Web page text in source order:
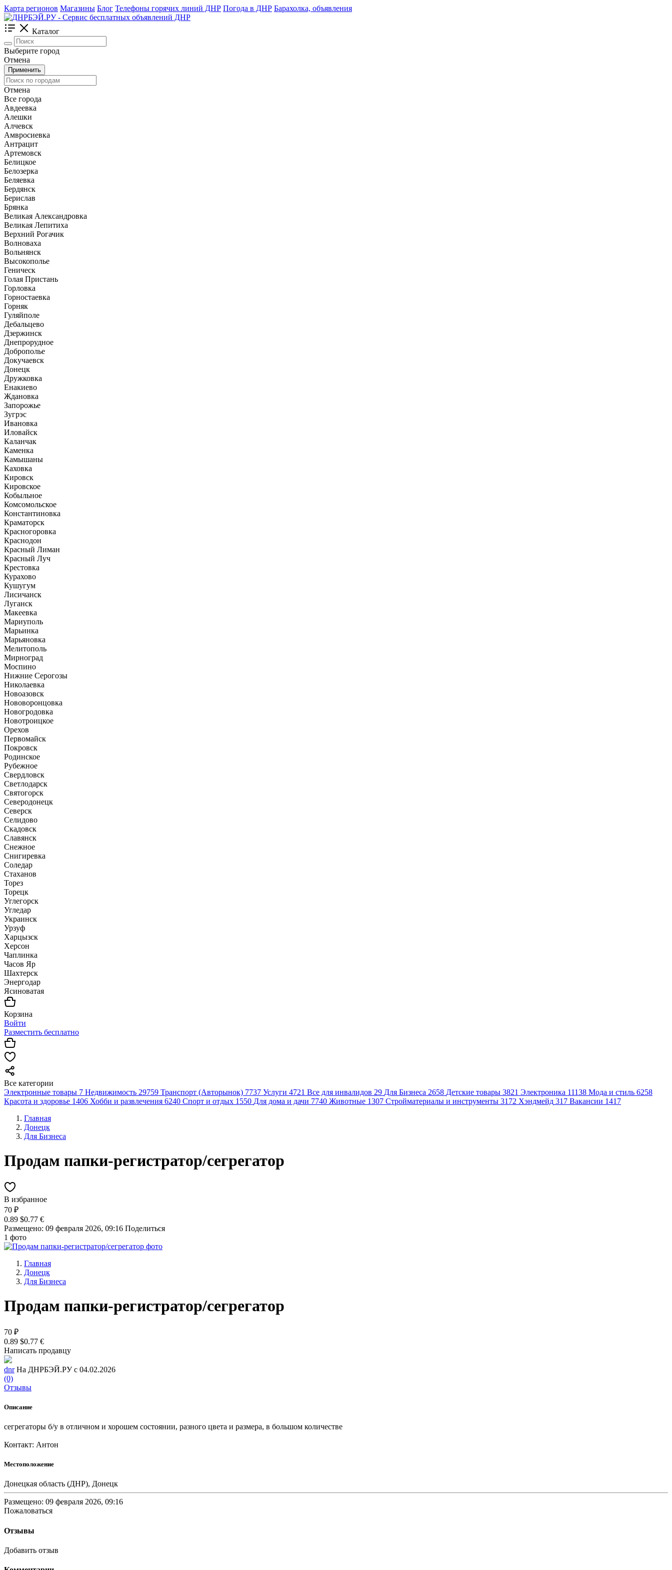
Карта регионов Магазины Блог Телефоны горячих линий ДНР Погода в ДНР Барахолка, объявления
Каталог
Выберите город
Отмена
Применить
Отмена
Все города
Авдеевка
Алешки
Алчевск
Амвросиевка
Антрацит
Артемовск
Белицкое
Белозерка
Беляевка
Бердянск
Берислав
Брянка
Великая Александровка
Великая Лепитиха
Верхний Рогачик
Волноваха
Вольнянск
Высокополье
Геническ
Голая Пристань
Горловка
Горностаевка
Горняк
Гуляйполе
Дебальцево
Дзержинск
Днепрорудное
Доброполье
Докучаевск
Донецк
Дружковка
Енакиево
Ждановка
Запорожье
Зугрэс
Ивановка
Иловайск
Каланчак
Каменка
Камышаны
Каховка
Кировск
Кировское
Кобыльное
Комсомольское
Константиновка
Краматорск
Красногоровка
Краснодон
Красный Лиман
Красный Луч
Крестовка
Курахово
Кушугум
Лисичанск
Луганск
Макеевка
Мариуполь
Марьинка
Марьяновка
Мелитополь
Мирноград
Моспино
Нижние Серогозы
Николаевка
Новоазовск
Нововоронцовка
Новогродовка
Новотроицкое
Орехов
Первомайск
Покровск
Родинское
Рубежное
Свердловск
Светлодарск
Святогорск
Северодонецк
Северск
Селидово
Скадовск
Славянск
Снежное
Снигиревка
Соледар
Стаханов
Торез
Торецк
Углегорск
Угледар
Украинск
Урзуф
Харцызск
Херсон
Чаплинка
Часов Яр
Шахтерск
Энергодар
Ясиноватая
Корзина
Войти
Разместить бесплатно
Все категории
Электронные товары 7 Недвижимость 29759 Транспорт (Авторынок) 7737 Услуги 4721 Все для инвалидов 29 Для Бизнеса 2658 Детские товары 3821 Электроника 11138 Мода и стиль 6258
Красота и здоровье 1406 Хобби и развлечения 6240 Спорт и отдых 1550 Для дома и дачи 7740 Животные 1307 Стройматериалы и инструменты 3172 Хэндмейд 317 Вакансии 1417
Главная
Донецк
Для Бизнеса
Продам папки-регистратор/сегрегатор
В избранное
70 ₽
0.89 $0.77 €
Размещено: 09 февраля 2026, 09:16 Поделиться
1 фото
Главная
Донецк
Для Бизнеса
Продам папки-регистратор/сегрегатор
70 ₽
0.89 $0.77 €
Написать продавцу
dnr На ДНРБЭЙ.РУ с 04.02.2026
(0)
Отзывы
Описание
сегрегаторы б/у в отличном и хорошем состоянии, разного цвета и размера, в большом количестве
Контакт: Антон
Местоположение
Донецкая область (ДНР), Донецк
Размещено: 09 февраля 2026, 09:16
Пожаловаться
Отзывы
Добавить отзыв